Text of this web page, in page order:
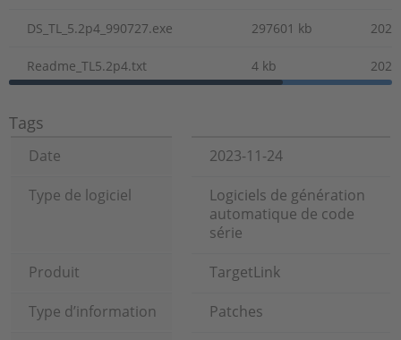
DS_TL_5.2p4_990727.exe 297601 kb
Readme_TL5.2p4.txt 4 kb
Tags
Date
2023-11-24
Type de logiciel
Logiciels de génération
automatique de code
série
Produit
TargetLink
Type d’information
Patches